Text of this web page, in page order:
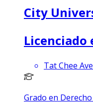
City
Licenciado
Tat Chee
Grado en Derecho